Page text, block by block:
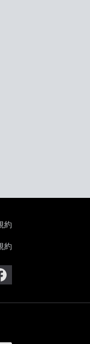
約
約